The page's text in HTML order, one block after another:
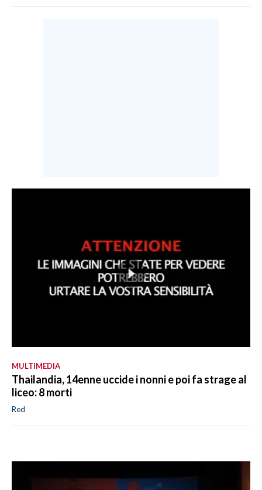
MULTIMEDIA
Thailandia, 14enne uccide i nonni e poi fa strage al
liceo: 8 morti
Red